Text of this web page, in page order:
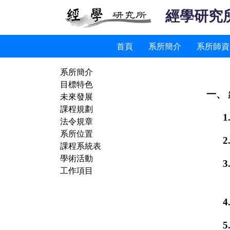
經學研究
首頁 系所簡介 系所師資
系所簡介
目標特色
未來發展
課程規劃
法令規章
系所位置
課程系統表
學術活動
工作項目
一、
1.
2.
3.
4.
5.